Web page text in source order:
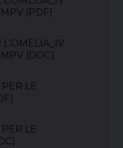
(PDF)
L'OMELIA_IV
(DOC)
LE
LE